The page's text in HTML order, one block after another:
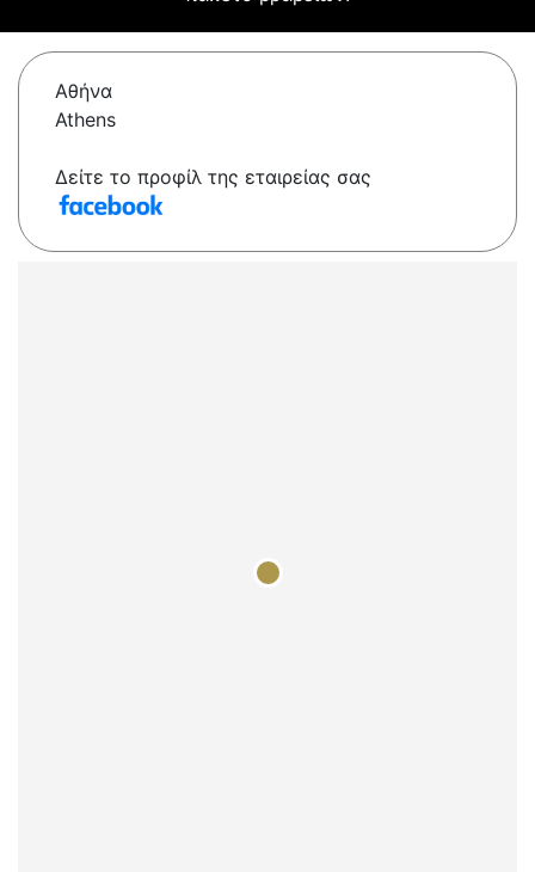
Αθήνα
Athens
Δείτε το προφίλ της εταιρείας σας